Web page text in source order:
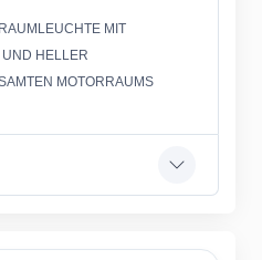
MIT
UND HELLER
MOTORRAUMS